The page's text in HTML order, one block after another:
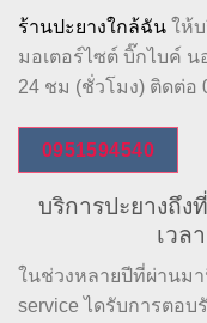
ร้านปะยางใกล้ฉัน ให้
มอเตอร์ไซต์ บิ๊กไบค์
24 ชม (ชั่วโมง) ติดต่อ
0951594540
บริการปะยางถึง
เวล
ในช่วงหลายปีที่ผ่านมา
service ไดรับการตอบ